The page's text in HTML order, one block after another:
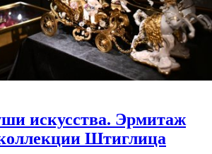
искусства. Эрмитаж
Штиглица